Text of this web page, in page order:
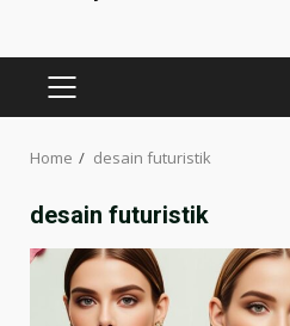
PRIMARY
Home desain futuristik
desain futuristik